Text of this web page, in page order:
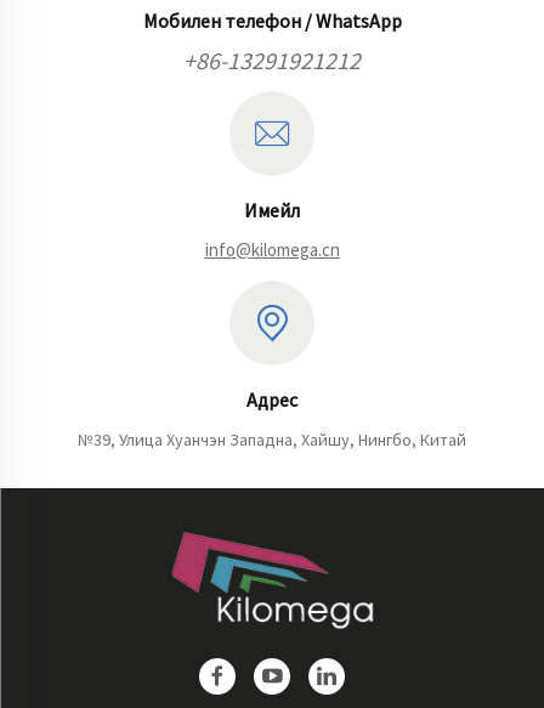
Мобилен телефон / WhatsApp
+86-13291921212
Имейл
info@kilomega.cn
Адрес
№39, Улица Хуанчэн Западна, Хайшу, Нингбо, Китай